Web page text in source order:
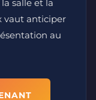
salle et la
vaut anticiper
au